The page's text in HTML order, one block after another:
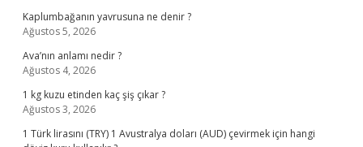
Kaplumbağanın yavrusuna ne denir ?
Ağustos 5, 2026
Ava’nın anlamı nedir ?
Ağustos 4, 2026
1 kg kuzu etinden kaç şiş çıkar ?
Ağustos 3, 2026
1 Türk lirasını (TRY) 1 Avustralya doları (AUD) çevirmek için hangi